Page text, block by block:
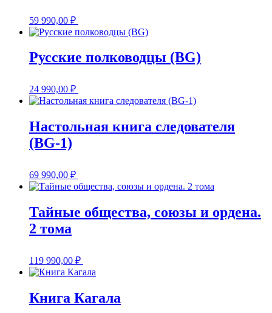
59 990,00 ₽
Русские полководцы (BG)
24 990,00 ₽
Настольная книга следователя
(BG-1)
69 990,00 ₽
Тайные общества, союзы и ордена.
2 тома
119 990,00 ₽
Книга Кагала